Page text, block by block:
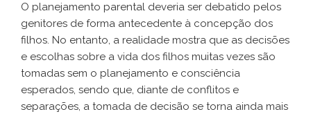
O planejamento parental deveria ser debatido pelos
genitores de forma antecedente à concepção dos
filhos. No entanto, a realidade mostra que as decisões
e escolhas sobre a vida dos filhos muitas vezes são
tomadas sem o planejamento e consciência
esperados, sendo que, diante de conflitos e
separações, a tomada de decisão se torna ainda mais